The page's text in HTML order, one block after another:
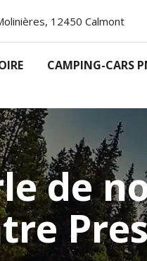
12450 Calmont
CAMPING-CARS
de